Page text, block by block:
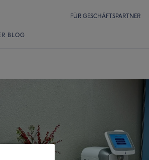
FÜR GESCHÄFTSPARTNER
BLOG